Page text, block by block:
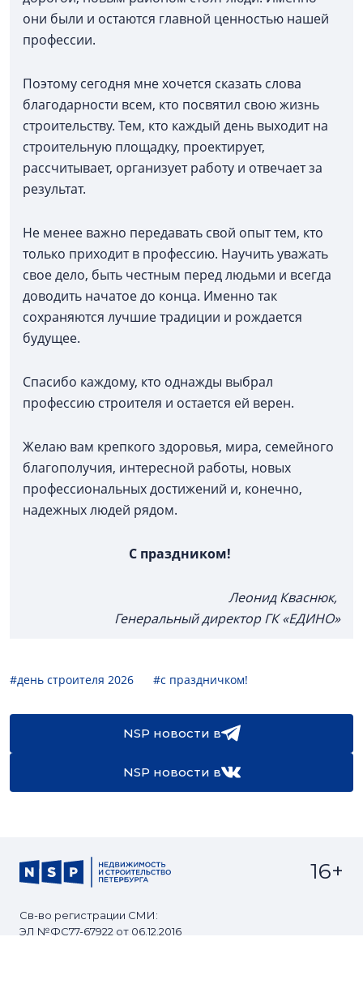
они были и остаются главной ценностью нашей
профессии.
Поэтому сегодня мне хочется сказать слова
благодарности всем, кто посвятил свою жизнь
строительству. Тем, кто каждый день выходит на
строительную площадку, проектирует,
рассчитывает, организует работу и отвечает за
результат.
Не менее важно передавать свой опыт тем, кто
только приходит в профессию. Научить уважать
свое дело, быть честным перед людьми и всегда
доводить начатое до конца. Именно так
сохраняются лучшие традиции и рождается
будущее.
Спасибо каждому, кто однажды выбрал
профессию строителя и остается ей верен.
Желаю вам крепкого здоровья, мира, семейного
благополучия, интересной работы, новых
профессиональных достижений и, конечно,
надежных людей рядом.
С праздником!
Леонид Кваснюк,
Генеральный директор ГК «ЕДИНО»
#день строителя 2026 #с праздничком!
NSP новости в
NSP новости в
Св-во регистрации СМИ:
ЭЛ №ФС77-67922 от 06.12.2016
16+